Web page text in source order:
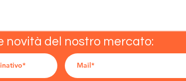
novità del nostro mercato: